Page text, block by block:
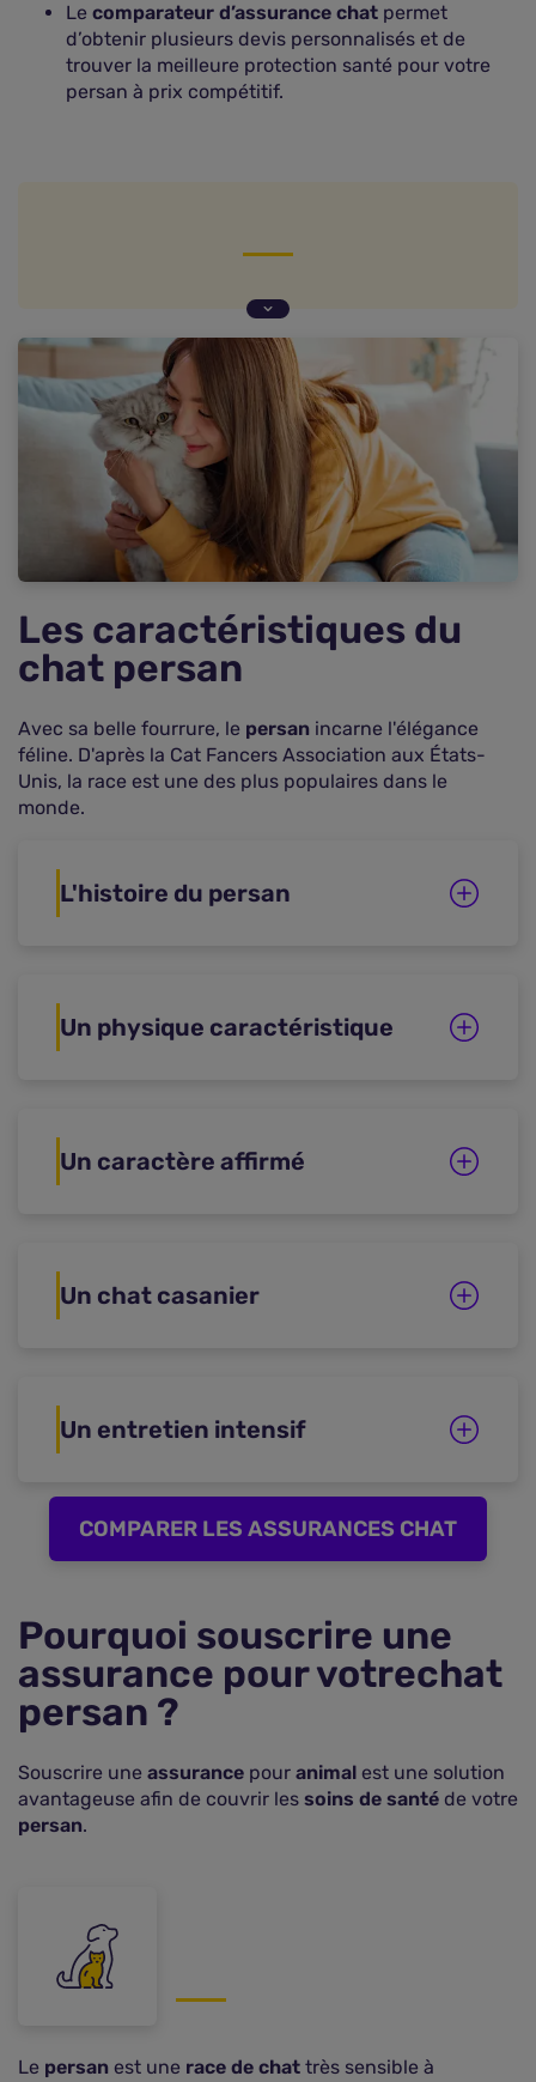
Le comparateur d’assurance chat permet
d’obtenir plusieurs devis personnalisés et de
trouver la meilleure protection santé pour votre
persan à prix compétitif.
Pourquoi souscrire une assurance pour
votrechat persan ?
Classement des meilleures assurances pour un
persan
Combien coûte l'assurance animaux d'un persan
Comparer les assurances santé « animaux »
pour en trouver une moins chère
Les caractéristiques du
chat persan
Avec sa belle fourrure, le persan incarne l'élégance
féline. D'après la Cat Fancers Association aux États-
Unis, la race est une des plus populaires dans le
monde.
L'histoire du persan
Un physique caractéristique
Un caractère affirmé
Un chat casanier
Un entretien intensif
COMPARER LES ASSURANCES CHAT
Pourquoi souscrire une
assurance pour votrechat
persan ?
Souscrire une assurance pour animal est une solution
avantageuse afin de couvrir les soins de santé de votre
persan.
Le persan est une race de chat très sensible à